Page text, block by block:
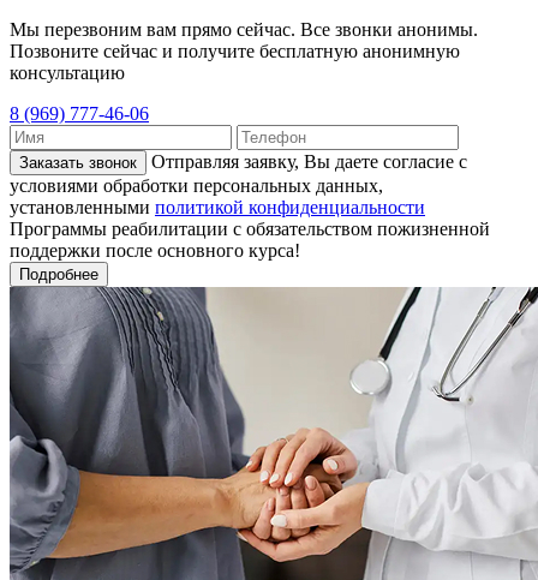
Мы перезвоним вам прямо сейчас. Все звонки анонимы.
Позвоните сейчас и получите бесплатную анонимную
консультацию
8 (969) 777-46-06
Заказать звонок
Отправляя заявку, Вы даете согласие с
условиями обработки персональных данных,
установленными политикой конфиденциальности
Программы реабилитации с обязательством пожизненной
поддержки после основного курса!
Подробнее